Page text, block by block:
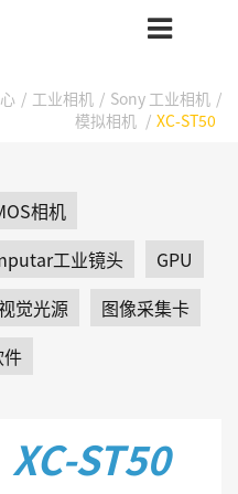
/ 工业相机 / Sony 工业相机 /
模拟相机 / XC-ST50
相机
工业镜头
GPU
视觉光源
图像采集卡
ST50